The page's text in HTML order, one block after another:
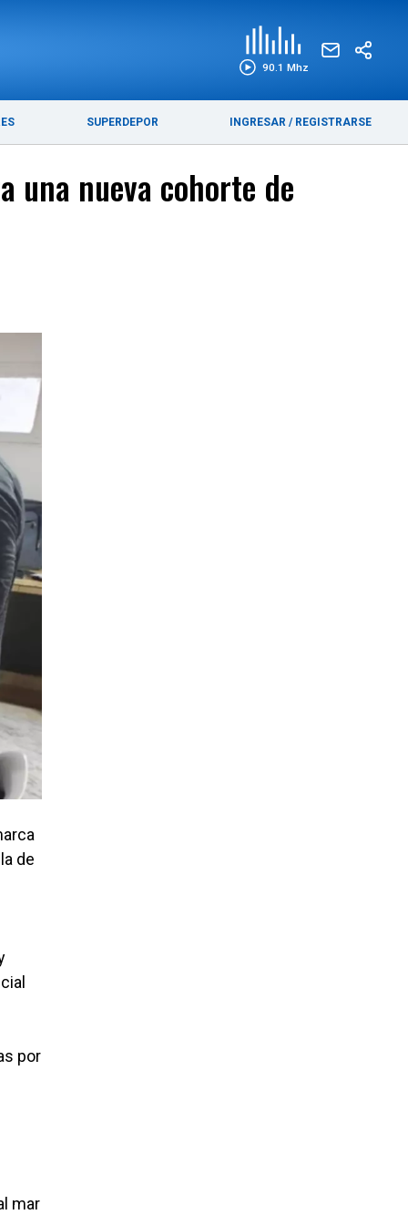
90.1 Mhz
SUPERDEPOR INGRESAR / REGISTRARSE
una nueva cohorte de
de
por
mar